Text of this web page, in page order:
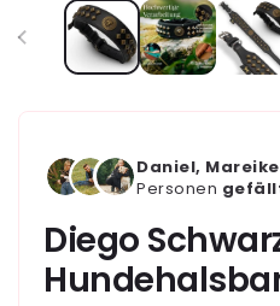
Daniel,
Personen
Diego